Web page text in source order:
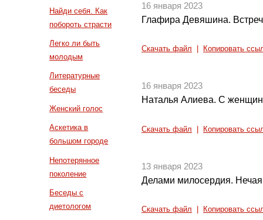
Найди себя. Как
побороть страсти
Легко ли быть
молодым
Литературные
беседы
Женский голос
Аскетика в
большом городе
Непотерянное
поколение
Беседы с
диетологом
16 января 2023
Глафира Девяшина.
Скачать файл Копировать
16 января 2023
Наталья Алиева. С женщин
Скачать файл Копировать
13 января 2023
Делами милосердия.
Скачать файл Копировать